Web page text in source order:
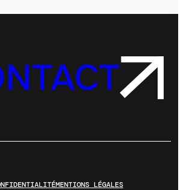
MENTIONS LÉGALES